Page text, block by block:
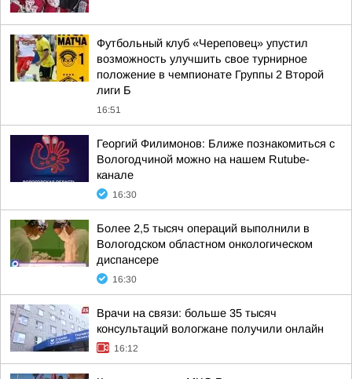
Футбольный клуб «Череповец» упустил
возможность улучшить свое турнирное
положение в чемпионате Группы 2 Второй
лиги Б
16:51
Георгий Филимонов: Ближе познакомиться с
Вологодчиной можно на нашем Rutube-
канале
16:30
Более 2,5 тысяч операций выполнили в
Вологодском областном онкологическом
диспансере
16:30
Врачи на связи: больше 35 тысяч
консультаций вологжане получили онлайн
16:12